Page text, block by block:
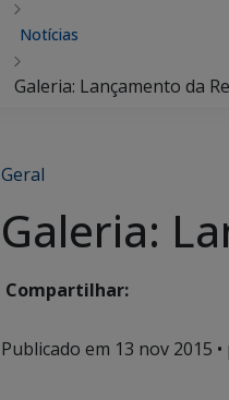
Notícias
Galeria: Lançamento da
Geral
Galeria:
Compartilhar:
Publicado em 13 nov 2015